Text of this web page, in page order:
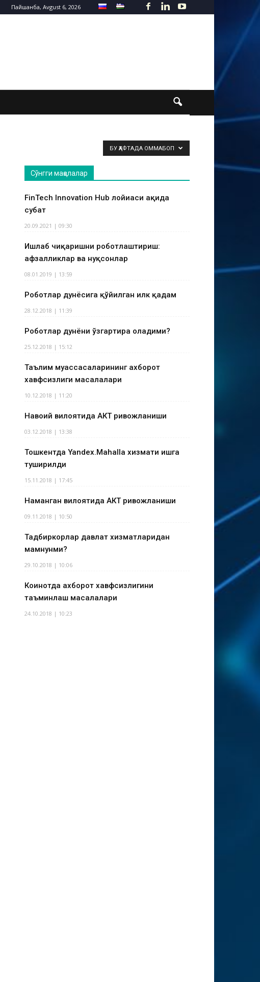
Пайшанба, Avgust 6, 2026
БУ ҲАФТАДА ОММАБОП
Сўнгги мақолалар
FinTech Innovation Hub лойиҳаси ҳақида
суҳбат
20.09.2021 | 09:30
Ишлаб чиқаришни роботлаштириш:
афзалликлар ва нуқсонлар
08.01.2019 | 13:59
Роботлар дунёсига қўйилган илк қадам
28.12.2018 | 11:39
Роботлар дунёни ўзгартира оладими?
25.12.2018 | 15:12
Таълим муассасаларининг ахборот
хавфсизлиги масалалари
10.12.2018 | 11:20
Навоий вилоятида АКТ ривожланиши
03.12.2018 | 13:38
Тошкентда Yandex.Mahalla хизмати ишга
туширилди
15.11.2018 | 17:45
Наманган вилоятида АКТ ривожланиши
09.11.2018 | 10:50
Тадбиркорлар давлат хизматларидан
мамнунми?
29.10.2018 | 10:06
Коинотда ахборот хавфсизлигини
таъминлаш масалалари
24.10.2018 | 10:23